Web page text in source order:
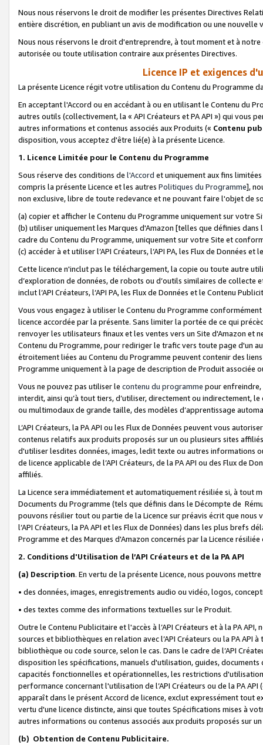
Nous nous réservons le droit de modifier les présentes Directives
entière discrétion, en publiant un avis de modification ou une nouvelle
Nous nous réservons le droit d'entreprendre, à tout moment et à
autorisée ou toute utilisation contraire aux présentes Directives.
Licence IP et exigences
La présente Licence régit votre utilisation du Contenu du Programme
En acceptant l'Accord ou en accédant à ou en utilisant le Contenu du
autres outils (collectivement, la « API Créateurs et PA API ») qui vous
autres informations et contenus associés aux Produits (« Contenu
disposition, vous acceptez d'être lié(e) à la présente Licence.
1. Licence Limitée pour le Contenu du Programme
Sous réserve des conditions de l'Accord et uniquement aux fins
compris la présente Licence et les autres Politiques du Programme],
non exclusive, libre de toute redevance et ne pouvant faire l'objet de
(a) copier et afficher le Contenu du Programme uniquement sur votre
(b) utiliser uniquement les Marques d'Amazon [telles que définies dans
cadre du Contenu du Programme, uniquement sur votre Site et
(c) accéder à et utiliser l’API Créateurs, l’API PA, les Flux de Données
Cette licence n'inclut pas le téléchargement, la copie ou toute autre
d’exploration de données, de robots ou d’outils similaires de
inclut l’API Créateurs, l’API PA, les Flux de Données et le Contenu
Vous vous engagez à utiliser le Contenu du Programme
licence accordée par la présente. Sans limiter la portée de ce qui
renvoyer les utilisateurs finaux et les ventes vers un Site d'Amazon et
Contenu du Programme, pour rediriger le trafic vers toute page d'un
étroitement liées au Contenu du Programme peuvent contenir des
Programme uniquement à la page de description de Produit associée
Vous ne pouvez pas utiliser le contenu du programme pour
interdit, ainsi qu’à tout tiers, d’utiliser, directement ou indirectement,
ou multimodaux de grande taille, des modèles d’apprentissage
L’API Créateurs, la PA API ou les Flux de Données peuvent vous
contenus relatifs aux produits proposés sur un ou plusieurs sites
d'utiliser lesdites données, images, ledit texte ou autres informations
de licence applicable de l’API Créateurs, de la PA API ou des Flux de
affiliés.
La Licence sera immédiatement et automatiquement résiliée si, à
Documents du Programme (tels que définis dans le Décompte de
pouvons résilier tout ou partie de la Licence sur préavis écrit que
l’API Créateurs, la PA API et les Flux de Données) dans les plus
Programme et des Marques d'Amazon concernés par la Licence
2. Conditions d'Utilisation de l’API Créateurs et de la PA API
(a) Description. En vertu de la présente Licence, nous pouvons
• des données, images, enregistrements audio ou vidéo, logos,
• des textes comme des informations textuelles sur le Produit.
Outre le Contenu Publicitaire et l'accès à l’API Créateurs et à la PA
sources et bibliothèques en relation avec l’API Créateurs ou la PA
bibliothèque ou code source, selon le cas. Dans le cadre de l’API
disposition les spécifications, manuels d'utilisation, guides,
capacités fonctionnelles et opérationnelles, les restrictions
performance concernant l'utilisation de l’API Créateurs ou de la PA
apparaît dans le présent Accord de licence, exclut expressément tout
vertu d'une licence distincte, ainsi que toutes Spécifications mises à
autres informations ou contenus associés aux produits proposés sur
(b) Obtention de Contenu Publicitaire.